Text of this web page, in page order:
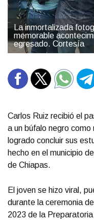
La inmortalizada
memorable
egresado. Cortesía
Carlos Ruiz recibió el
a un búfalo negro
logrado concluir sus
hecho en el municipio
de Chiapas.
El joven se hizo viral,
durante la ceremonia
2023 de la